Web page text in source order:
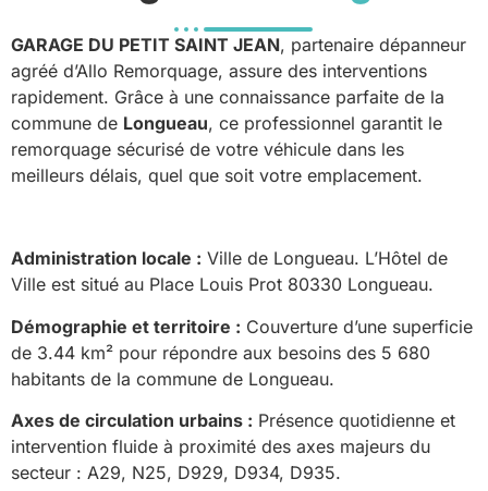
GARAGE DU PETIT SAINT JEAN, partenaire dépanneur
agréé d’Allo Remorquage, assure des interventions
rapidement. Grâce à une connaissance parfaite de la
commune de Longueau, ce professionnel garantit le
remorquage sécurisé de votre véhicule dans les
meilleurs délais, quel que soit votre emplacement.
Administration locale : Ville de Longueau. L’Hôtel de
Ville est situé au Place Louis Prot 80330 Longueau.
Démographie et territoire : Couverture d’une superficie
de 3.44 km² pour répondre aux besoins des 5 680
habitants de la commune de Longueau.
Axes de circulation urbains : Présence quotidienne et
intervention fluide à proximité des axes majeurs du
secteur : A29, N25, D929, D934, D935.